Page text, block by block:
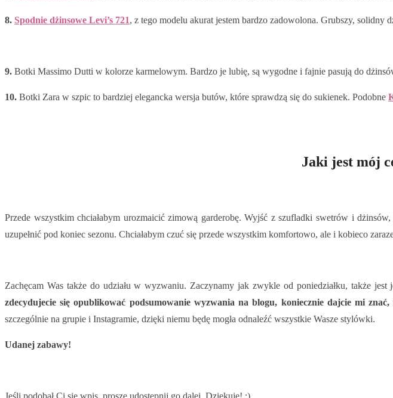
8. Spodnie dżinsowe Levi’s 721, z tego modelu akurat jestem bardzo zadowolona. Grubszy, solidny
9. Botki Massimo Dutti w kolorze karmelowym. Bardzo je lubię, są wygodne i fajnie pasują do
10. Botki Zara w szpic to bardziej elegancka wersja butów, które sprawdzą się do sukienek. Podobne
Jaki jest mój
Przede wszystkim chciałabym urozmaicić zimową garderobę. Wyjść z szufladki swetrów i
uzupełnić pod koniec sezonu. Chciałabym czuć się przede wszystkim komfortowo, ale i kobieco
Zachęcam Was także do udziału w wyzwaniu. Zaczynamy jak zwykle od poniedziałku, także
zdecydujecie się opublikować podsumowanie wyzwania na blogu, koniecznie dajcie mi
szczególnie na grupie i Instagramie, dzięki niemu będę mogła odnaleźć wszystkie Wasze stylówki.
Udanej zabawy!
Jeśli podobał Ci się wpis, proszę udostępnij go dalej. Dziękuję! :)